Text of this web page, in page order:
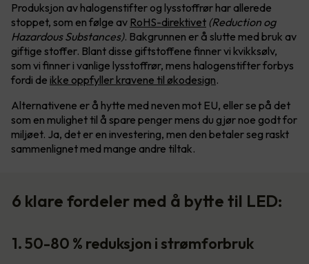
Produksjon av halogenstifter og lysstoffrør har allerede
stoppet, som en følge av RoHS-direktivet (Reduction og
Hazardous Substances). Bakgrunnen er å slutte med bruk av
giftige stoffer. Blant disse giftstoffene finner vi kvikksølv,
som vi finner i vanlige lysstoffrør, mens halogenstifter forbys
fordi de ikke oppfyller kravene til økodesign.
Alternativene er å hytte med neven mot EU, eller se på det
som en mulighet til å spare penger mens du gjør noe godt for
miljøet. Ja, det er en investering, men den betaler seg raskt
sammenlignet med mange andre tiltak.
6 klare fordeler med å bytte til LED:
1. 50-80 % reduksjon i strømforbruk